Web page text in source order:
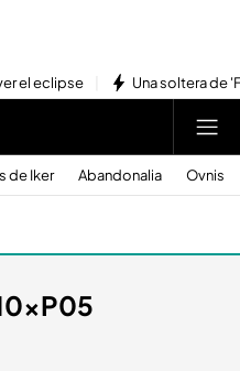
el eclipse Una soltera de
de Iker Abandonalia Ovnis